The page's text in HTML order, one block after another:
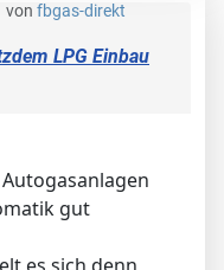
von fbgas-direkt
LPG Einbau
gut